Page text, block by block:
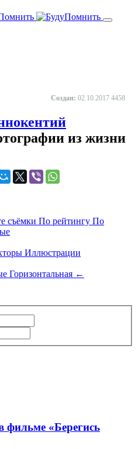
Создан: 02.10.2017 4458
из жизни
съёмки По рейтингу По
Иллюстрации
Горизонтальная ←
«Берегись